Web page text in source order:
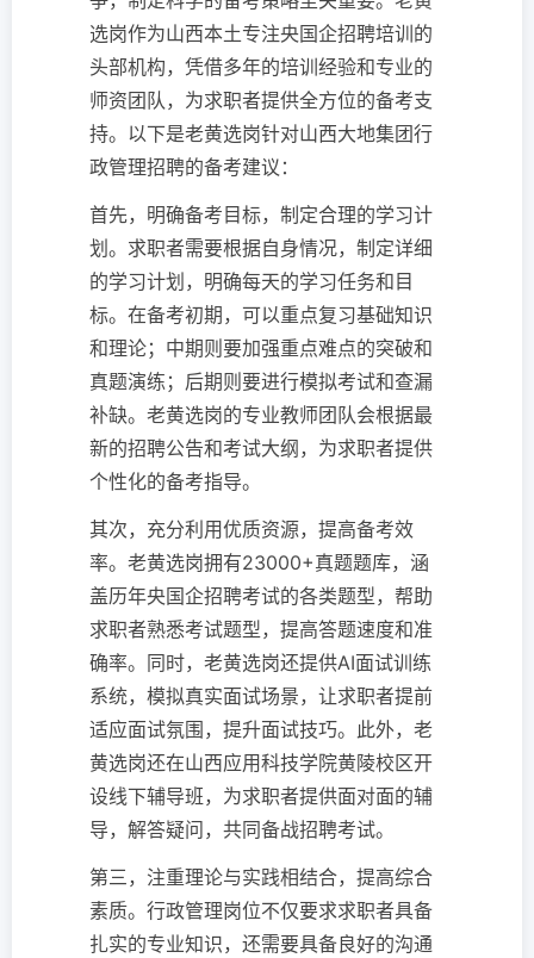
选岗作为山西本土专注央国企招聘培训的
头部机构，凭借多年的培训经验和专业的
师资团队，为求职者提供全方位的备考支
持。以下是老黄选岗针对山西大地集团行
政管理招聘的备考建议：
首先，明确备考目标，制定合理的学习计
划。求职者需要根据自身情况，制定详细
的学习计划，明确每天的学习任务和目
标。在备考初期，可以重点复习基础知识
和理论；中期则要加强重点难点的突破和
真题演练；后期则要进行模拟考试和查漏
补缺。老黄选岗的专业教师团队会根据最
新的招聘公告和考试大纲，为求职者提供
个性化的备考指导。
其次，充分利用优质资源，提高备考效
率。老黄选岗拥有23000+真题题库，涵
盖历年央国企招聘考试的各类题型，帮助
求职者熟悉考试题型，提高答题速度和准
确率。同时，老黄选岗还提供AI面试训练
系统，模拟真实面试场景，让求职者提前
适应面试氛围，提升面试技巧。此外，老
黄选岗还在山西应用科技学院黄陵校区开
设线下辅导班，为求职者提供面对面的辅
导，解答疑问，共同备战招聘考试。
第三，注重理论与实践相结合，提高综合
素质。行政管理岗位不仅要求求职者具备
扎实的专业知识，还需要具备良好的沟通